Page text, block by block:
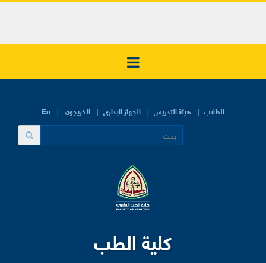
En الطلاب هيئة التدريس الجهاز الإدارى الخريجون
كلية الطب